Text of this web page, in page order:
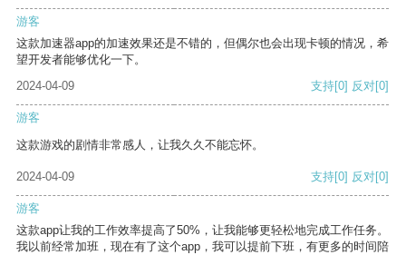
游客
这款加速器app的加速效果还是不错的，但偶尔也会出现卡顿的情况，希
望开发者能够优化一下。
2024-04-09
支持[0] 反对[0]
游客
这款游戏的剧情非常感人，让我久久不能忘怀。
2024-04-09 支持[0] 反对[0]
游客
这款app让我的工作效率提高了50%，让我能够更轻松地完成工作任务。
我以前经常加班，现在有了这个app，我可以提前下班，有更多的时间陪